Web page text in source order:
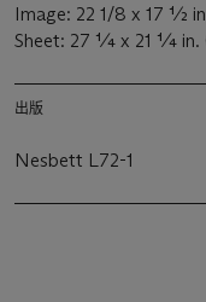
Image: 22 1/8 x 17 ½
Sheet: 27 ¼ x 21 ¼ in.
出版
Nesbett L72-1